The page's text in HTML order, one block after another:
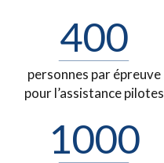
400
personnes par épreuve
pour l’assistance pilotes
1000